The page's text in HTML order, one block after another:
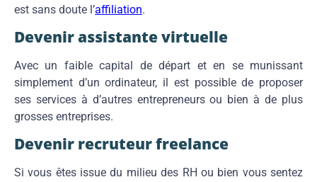
est sans doute l’affiliation.
Devenir assistante virtuelle
Avec un faible capital de départ et en se munissant
simplement d’un ordinateur, il est possible de proposer
ses services à d’autres entrepreneurs ou bien à de plus
grosses entreprises.
Devenir recruteur freelance
Si vous êtes issue du milieu des RH ou bien vous sentez